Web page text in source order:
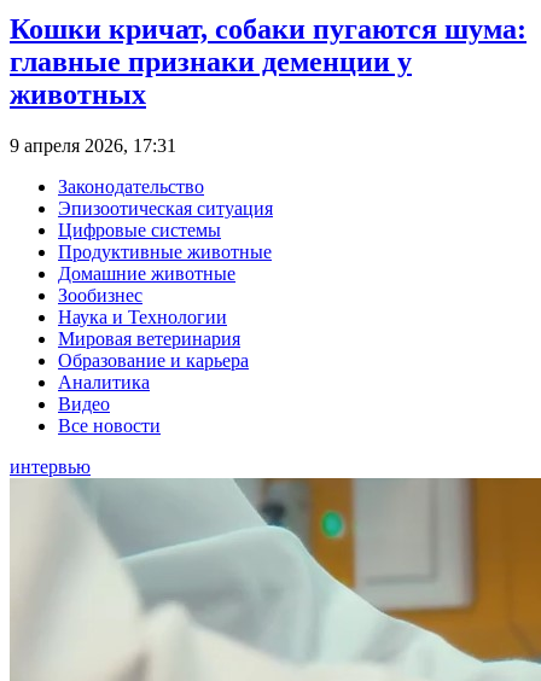
Кошки кричат, собаки пугаются шума:
главные признаки деменции у
животных
9 апреля 2026, 17:31
Законодательство
Эпизоотическая ситуация
Цифровые системы
Продуктивные животные
Домашние животные
Зообизнес
Наука и Технологии
Мировая ветеринария
Образование и карьера
Аналитика
Видео
Все новости
интервью